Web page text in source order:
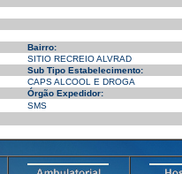
Bairro:
SITIO RECREIO ALVRAD
Sub Tipo Estabelecimento:
CAPS ALCOOL E DROGA
Órgão Expedidor:
SMS